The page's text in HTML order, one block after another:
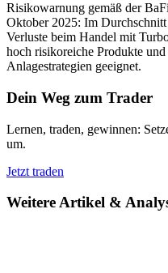
Risikowarnung gemäß der
Oktober 2025: Im
Verluste beim Handel mit
hoch risikoreiche Produkte
Anlagestrategien geeignet.
Dein Weg zum Trader
Lernen, traden, gewinnen:
um.
Jetzt traden
Weitere Artikel &